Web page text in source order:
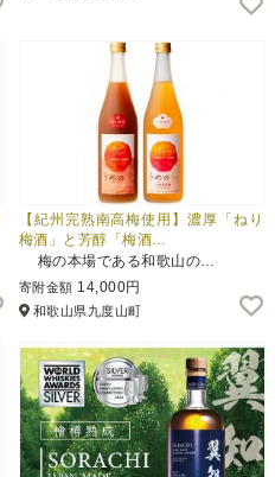
【紀州完熟南高梅使用】濃厚「ねり
梅酒」と芳醇「梅酒…
梅の本場である和歌山の…
寄附金額 14,000円
和歌山県九度山町